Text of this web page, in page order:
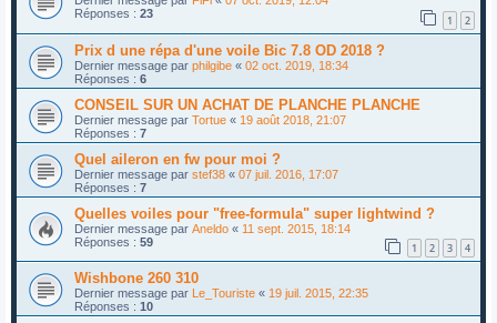
Réponses : 23 1 2
Prix d une répa d'une voile Bic 7.8 OD 2018 ?
Dernier message par philgibe « 02 oct. 2019, 18:34
Réponses : 6
CONSEIL SUR UN ACHAT DE PLANCHE PLANCHE
Dernier message par Tortue « 19 août 2018, 21:07
Réponses : 7
Quel aileron en fw pour moi ?
Dernier message par stef38 « 07 juil. 2016, 17:07
Réponses : 7
Quelles voiles pour "free-formula" super lightwind ?
Dernier message par Aneldo « 11 sept. 2015, 18:14
Réponses : 59 1 2 3 4
Wishbone 260 310
Dernier message par Le_Touriste « 19 juil. 2015, 22:35
Réponses : 10